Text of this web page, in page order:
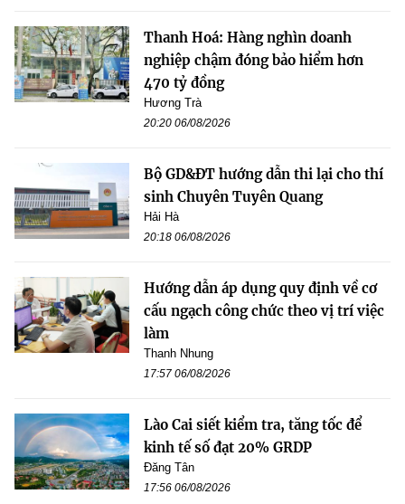
Thanh Hoá: Hàng nghìn doanh
nghiệp chậm đóng bảo hiểm hơn
470 tỷ đồng
Hương Trà
20:20 06/08/2026
Bộ GD&ĐT hướng dẫn thi lại cho thí
sinh Chuyên Tuyên Quang
Hải Hà
20:18 06/08/2026
Hướng dẫn áp dụng quy định về cơ
cấu ngạch công chức theo vị trí việc
làm
Thanh Nhung
17:57 06/08/2026
Lào Cai siết kiểm tra, tăng tốc để
kinh tế số đạt 20% GRDP
Đăng Tân
17:56 06/08/2026